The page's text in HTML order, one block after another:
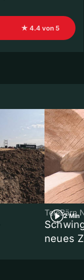
★ 4.4 von 5
2 Min
TeleBärn
neues